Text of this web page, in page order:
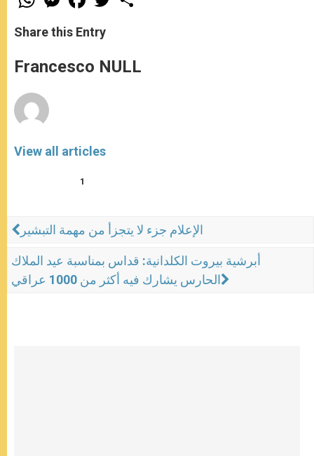
h
t
s
p
p
e
s
e
g
e
a
e
b
o
k
w
r
Share this Entry
Francesco NULL
View all articles
1
الإعلام جزء لا يتجزأ من مهمة التبشير
أبرشية بيروت الكلدانية: قداس بمناسبة عيد الملاك
الحارس يشارك فيه أكثر من 1000 عراقي